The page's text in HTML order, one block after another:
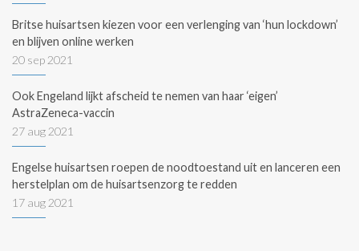
Britse huisartsen kiezen voor een verlenging van ‘hun lockdown’
en blijven online werken
20 sep 2021
Ook Engeland lijkt afscheid te nemen van haar ‘eigen’
AstraZeneca-vaccin
27 aug 2021
Engelse huisartsen roepen de noodtoestand uit en lanceren een
herstelplan om de huisartsenzorg te redden
17 aug 2021